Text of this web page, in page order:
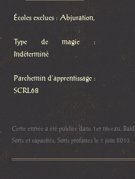
Écoles exclues : Abjuration,
Type de magie :
Indéterminé
Parchemin d’apprentissage :
SCRL68
Cette entrée a été publiée dans 1er niveau,
Sorts et capacités, Sorts profanes le 1 juin 2013 .